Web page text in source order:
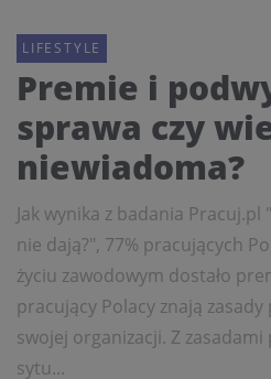
LIFESTYLE
Premie i
sprawa czy
niewiadoma?
Jak wynika z badania Pracuj.pl
nie dają?", 77% pracujących
życiu zawodowym dostało
pracujący Polacy znają
swojej organizacji. Z
sytu...